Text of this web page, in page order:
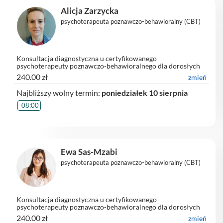
Alicja Zarzycka
psychoterapeuta poznawczo-behawioralny (CBT)
Konsultacja diagnostyczna u certyfikowanego
psychoterapeuty poznawczo-behawioralnego dla dorosłych
on-line
240.00 zł zmień
Najbliższy wolny termin: poniedziałek 10 sierpnia
08:00
Ewa Sas-Mzabi
psychoterapeuta poznawczo-behawioralny (CBT)
Konsultacja diagnostyczna u certyfikowanego
psychoterapeuty poznawczo-behawioralnego dla dorosłych
on-line
240.00 zł zmień